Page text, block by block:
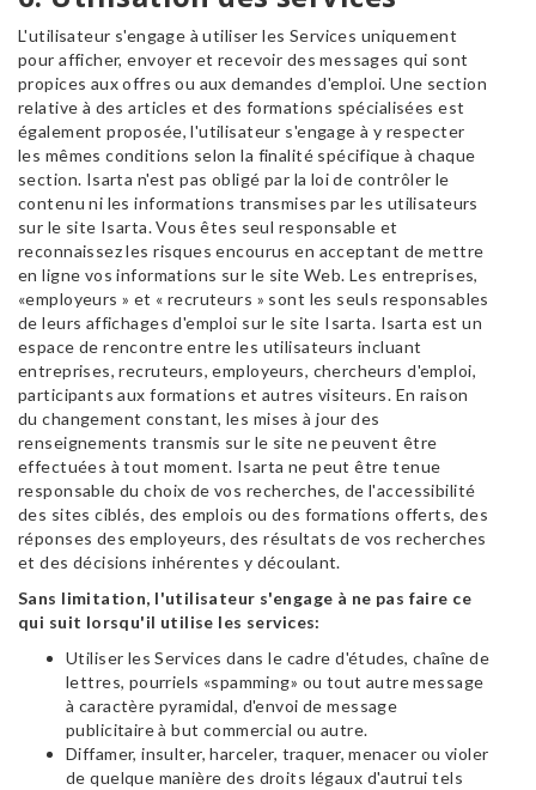
L'utilisateur s'engage à utiliser les Services uniquement
pour afficher, envoyer et recevoir des messages qui sont
propices aux offres ou aux demandes d'emploi. Une section
relative à des articles et des formations spécialisées est
également proposée, l'utilisateur s'engage à y respecter
les mêmes conditions selon la finalité spécifique à chaque
section. Isarta n'est pas obligé par la loi de contrôler le
contenu ni les informations transmises par les utilisateurs
sur le site Isarta. Vous êtes seul responsable et
reconnaissez les risques encourus en acceptant de mettre
en ligne vos informations sur le site Web. Les entreprises,
«employeurs » et « recruteurs » sont les seuls responsables
de leurs affichages d'emploi sur le site Isarta. Isarta est un
espace de rencontre entre les utilisateurs incluant
entreprises, recruteurs, employeurs, chercheurs d'emploi,
participants aux formations et autres visiteurs. En raison
du changement constant, les mises à jour des
renseignements transmis sur le site ne peuvent être
effectuées à tout moment. Isarta ne peut être tenue
responsable du choix de vos recherches, de l'accessibilité
des sites ciblés, des emplois ou des formations offerts, des
réponses des employeurs, des résultats de vos recherches
et des décisions inhérentes y découlant.
Sans limitation, l'utilisateur s'engage à ne pas faire ce
qui suit lorsqu'il utilise les services:
Utiliser les Services dans le cadre d'études, chaîne de
lettres, pourriels «spamming» ou tout autre message
à caractère pyramidal, d'envoi de message
publicitaire à but commercial ou autre.
Diffamer, insulter, harceler, traquer, menacer ou violer
de quelque manière des droits légaux d'autrui tels